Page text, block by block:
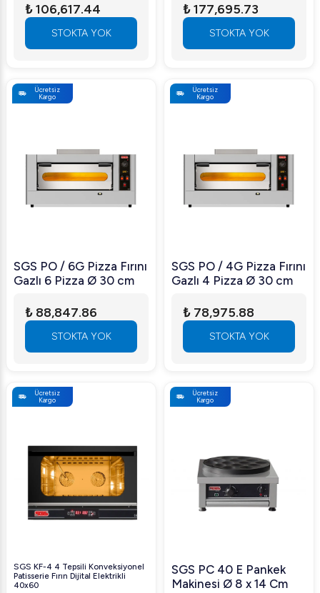
₺ 106,617.44
STOKTA YOK
₺ 177,695.73
STOKTA YOK
Ücretsiz
Kargo
SGS PO / 6G Pizza Fırını
Gazlı 6 Pizza Ø 30 cm
₺ 88,847.86
STOKTA YOK
Ücretsiz
Kargo
SGS PO / 4G Pizza Fırını
Gazlı 4 Pizza Ø 30 cm
₺ 78,975.88
STOKTA YOK
Ücretsiz
Kargo
SGS KF-4 4 Tepsili Konveksiyonel
Patisserie Fırın Dijital Elektrikli
40x60
Ücretsiz
Kargo
SGS PC 40 E Pankek
Makinesi Ø 8 x 14 Cm